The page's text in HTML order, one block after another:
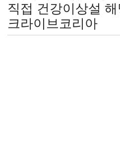
직접 건강이상설
크라이브코리아